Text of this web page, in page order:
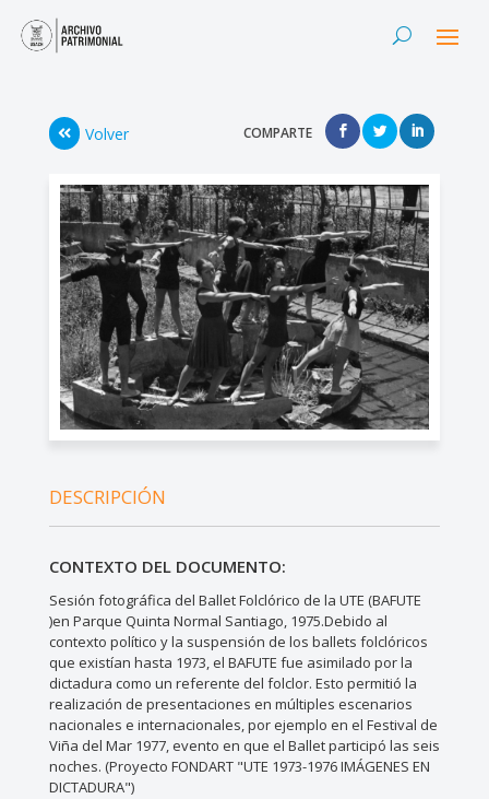
Volver COMPARTE
DESCRIPCIÓN
CONTEXTO DEL DOCUMENTO:
Sesión fotográfica del Ballet Folclórico de la UTE (BAFUTE
)en Parque Quinta Normal Santiago, 1975.Debido al
contexto político y la suspensión de los ballets folclóricos
que existían hasta 1973, el BAFUTE fue asimilado por la
dictadura como un referente del folclor. Esto permitió la
realización de presentaciones en múltiples escenarios
nacionales e internacionales, por ejemplo en el Festival de
Viña del Mar 1977, evento en que el Ballet participó las seis
noches. (Proyecto FONDART "UTE 1973-1976 IMÁGENES EN
DICTADURA")